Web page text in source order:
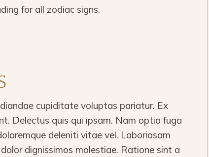
for all zodiac signs.
cupiditate voluptas pariatur. Ex
Delectus quis qui ipsam. Nam optio fuga
deleniti vitae vel. Laboriosam
dignissimos molestiae. Ratione sint a